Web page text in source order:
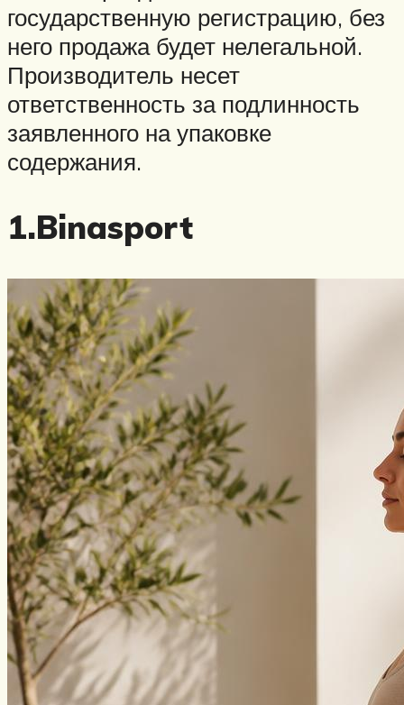
государственную регистрацию, без
него продажа будет нелегальной.
Производитель несет
ответственность за подлинность
заявленного на упаковке
содержания.
1.Binasport